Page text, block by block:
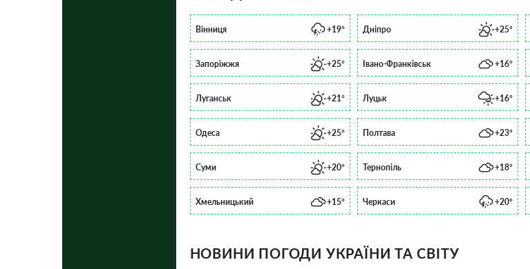
Вінниця +19° Дніпро +25°
Запоріжжя +25° Івано-Франківськ +16°
Луганськ +21° Луцьк +16°
Одеса +25° Полтава +23°
Суми +20° Тернопіль +18°
Хмельницький +15° Черкаси +20°
НОВИНИ ПОГОДИ УКРАЇНИ ТА СВІТУ